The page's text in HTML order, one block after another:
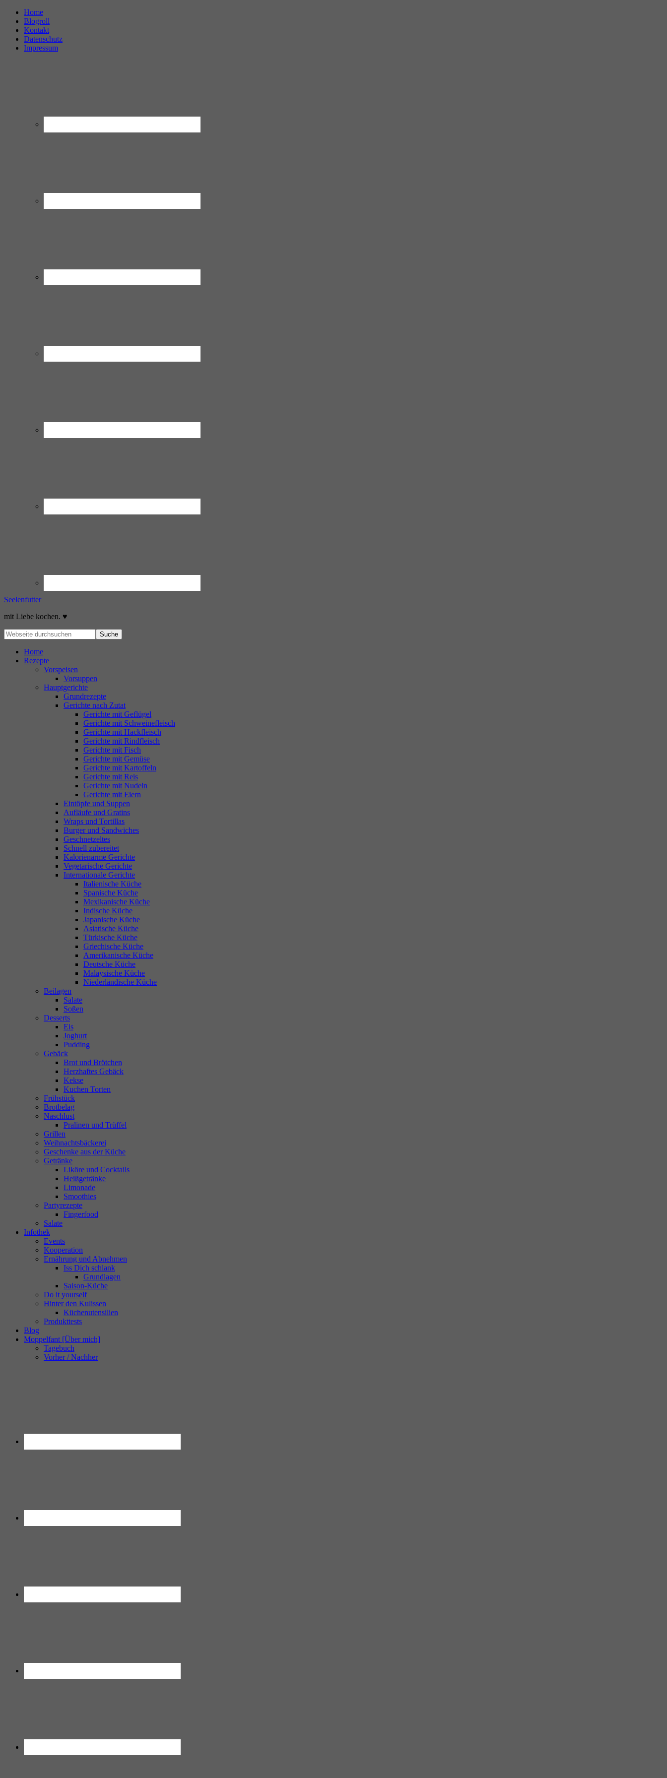
Home
Blogroll
Kontakt
Datenschutz
Impressum
Seelenfutter
mit Liebe kochen. ♥
Home
Rezepte
Vorspeisen
Vorsuppen
Hauptgerichte
Grundrezepte
Gerichte nach Zutat
Gerichte mit Geflügel
Gerichte mit Schweinefleisch
Gerichte mit Hackfleisch
Gerichte mit Rindfleisch
Gerichte mit Fisch
Gerichte mit Gemüse
Gerichte mit Kartoffeln
Gerichte mit Reis
Gerichte mit Nudeln
Gerichte mit Eiern
Eintöpfe und Suppen
Aufläufe und Gratins
Wraps und Tortillas
Burger und Sandwiches
Geschnetzeltes
Schnell zubereitet
Kalorienarme Gerichte
Vegetarische Gerichte
Internationale Gerichte
Italienische Küche
Spanische Küche
Mexikanische Küche
Indische Küche
Japanische Küche
Asiatische Küche
Türkische Küche
Griechische Küche
Amerikanische Küche
Deutsche Küche
Malaysische Küche
Niederländische Küche
Beilagen
Salate
Soßen
Desserts
Eis
Joghurt
Pudding
Gebäck
Brot und Brötchen
Herzhaftes Gebäck
Kekse
Kuchen Torten
Frühstück
Brotbelag
Naschlust
Pralinen und Trüffel
Grillen
Weihnachtsbäckerei
Geschenke aus der Küche
Getränke
Liköre und Cocktails
Heißgetränke
Limonade
Smoothies
Partyrezepte
Fingerfood
Salate
Infothek
Events
Kooperation
Ernährung und Abnehmen
Iss Dich schlank
Grundlagen
Saison-Küche
Do it yourself
Hinter den Kulissen
Küchenutensilien
Produkttests
Blog
Moppelfant [Über mich]
Tagebuch
Vorher / Nachher